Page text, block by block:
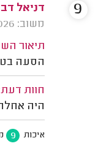
דניאל
משוב: 29/06/2026
תיאור
הסעה
חוות
היה
איכות 9
9